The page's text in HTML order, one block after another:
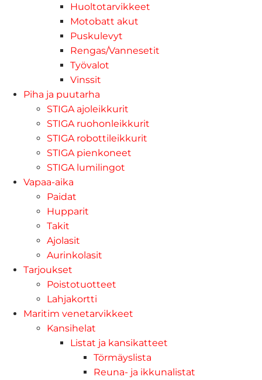
Huoltotarvikkeet
Motobatt akut
Puskulevyt
Rengas/Vannesetit
Työvalot
Vinssit
Piha ja puutarha
STIGA ajoleikkurit
STIGA ruohonleikkurit
STIGA robottileikkurit
STIGA pienkoneet
STIGA lumilingot
Vapaa-aika
Paidat
Hupparit
Takit
Ajolasit
Aurinkolasit
Tarjoukset
Poistotuotteet
Lahjakortti
Maritim venetarvikkeet
Kansihelat
Listat ja kansikatteet
Törmäyslista
Reuna- ja ikkunalistat